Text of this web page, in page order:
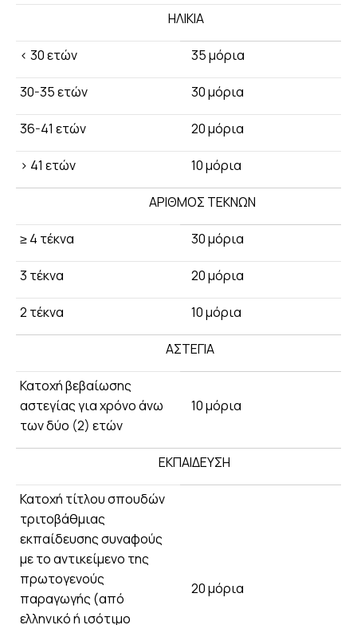
ΗΛΙΚΙΑ
< 30 ετών 35 μόρια
30-35 ετών 30 μόρια
36-41 ετών 20 μόρια
> 41 ετών 10 μόρια
ΑΡΙΘΜΟΣ ΤΕΚΝΩΝ
≥ 4 τέκνα 30 μόρια
3 τέκνα 20 μόρια
2 τέκνα 10 μόρια
ΑΣΤΕΓΙΑ
Κατοχή βεβαίωσης
αστεγίας για χρόνο άνω
των δύο (2) ετών
10 μόρια
ΕΚΠΑΙΔΕΥΣΗ
Κατοχή τίτλου σπουδών
τριτοβάθμιας
εκπαίδευσης συναφούς
με το αντικείμενο της
πρωτογενούς
παραγωγής (από
ελληνικό ή ισότιμο
20 μόρια